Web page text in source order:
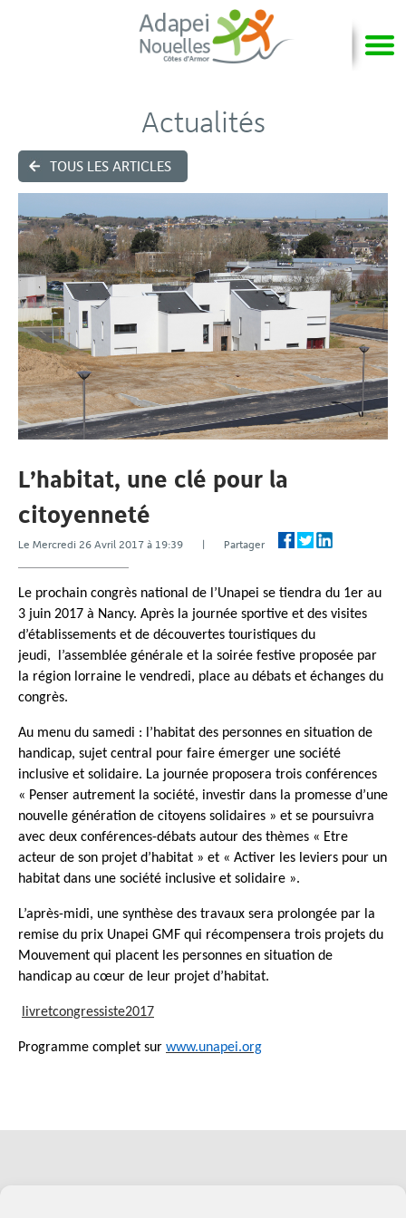
TOUS LES ARTICLES
Actualités
L’habitat, une clé pour la
citoyenneté
Le Mercredi 26 Avril 2017 à 19:39 | Partager
Le prochain congrès national de l’Unapei se tiendra du 1er au
3 juin 2017 à Nancy. Après la journée sportive et des visites
d’établissements et de découvertes touristiques du
jeudi, l’assemblée générale et la soirée festive proposée par
la région lorraine le vendredi, place au débats et échanges du
congrès.
Au menu du samedi : l’habitat des personnes en situation de
handicap, sujet central pour faire émerger une société
inclusive et solidaire. La journée proposera trois conférences
« Penser autrement la société, investir dans la promesse d’une
nouvelle génération de citoyens solidaires » et se poursuivra
avec deux conférences-débats autour des thèmes « Etre
acteur de son projet d’habitat » et « Activer les leviers pour un
habitat dans une société inclusive et solidaire ».
L’après-midi, une synthèse des travaux sera prolongée par la
remise du prix Unapei GMF qui récompensera trois projets du
Mouvement qui placent les personnes en situation de
handicap au cœur de leur projet d’habitat.
livretcongressiste2017
Programme complet sur www.unapei.org